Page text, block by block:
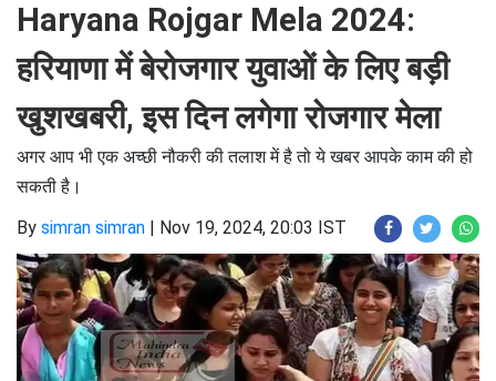
Haryana Rojgar Mela 2024:
हरियाणा में बेरोजगार युवाओं के लिए बड़ी
खुशखबरी, इस दिन लगेगा रोजगार मेला
अगर आप भी एक अच्छी नौकरी की तलाश में है तो ये खबर आपके काम की हो
सकती है।
By simran simran | Nov 19, 2024, 20:03 IST